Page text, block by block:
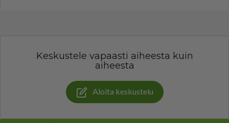
Keskustele vapaasti aiheesta kuin
aiheesta
Aloita keskustelu